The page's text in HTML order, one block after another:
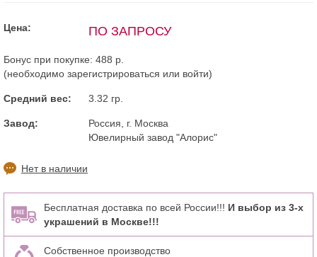
Цена: ПО ЗАПРОСУ
Бонус при покупке: 488 р.
(необходимо зарегистрироваться или войти)
Средний вес: 3.32 гр.
Завод:
Россия, г. Москва
Ювелирный завод "Алорис"
Нет в наличии
Бесплатная доставка по всей России!!! И выбор из 3-х
украшений в Москве!!!
Собственное производство